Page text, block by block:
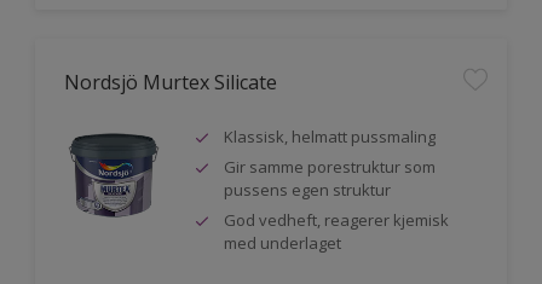
Nordsjö Murtex Silicate
Klassisk, helmatt pussmaling
Gir samme porestruktur som
pussens egen struktur
God vedheft, reagerer kjemisk
med underlaget